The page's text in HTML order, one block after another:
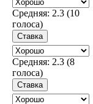
Средняя: 2.3 (10
голоса)
Средняя: 2.3 (8
голоса)